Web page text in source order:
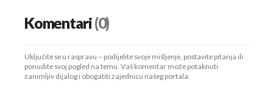
Komentari(0)
Uključite se u raspravu – podijelite svoje mišljenje, postavite pitanja ili
ponudite svoj pogled na temu. Vaš komentar može potaknuti
zanimljiv dijalog i obogatiti zajednicu našeg portala.